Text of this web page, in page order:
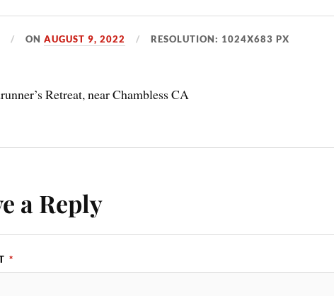
ONAUGUST 9, 2022 RESOLUTION: 1024X683 PX
Retreat, near Chambless CA
a Reply
*